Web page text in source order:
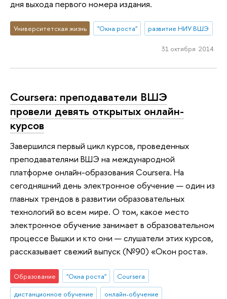
дня выхода первого номера издания.
Университетская жизнь "Окна роста" развитие НИУ ВШЭ
31 октября 2014
Coursera: преподаватели ВШЭ
провели девять открытых онлайн-
курсов
Завершился первый цикл курсов, проведенных
преподавателями ВШЭ на международной
платформе онлайн-образования Coursera. На
сегодняшний день электронное обучение — один из
главных трендов в развитии образовательных
технологий во всем мире. О том, какое место
электронное обучение занимает в образовательном
процессе Вышки и кто они — слушатели этих курсов,
рассказывает свежий выпуск (№90) «Окон роста».
Образование "Окна роста"
Coursera
дистанционное обучение
онлайн-обучение